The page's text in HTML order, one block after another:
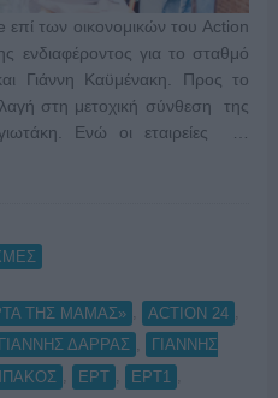
επί των οικονομικών του Action
ενδιαφέροντος για το σταθμό
Γιάννη Καϋμένακη. Προς το
στη μετοχική σύνθεση της
Ενώ οι εταιρείες …
ΤΗΣ ΜΑΜΑΣ» ACTION 24
ΓΙΑΝΝΗΣ ΔΑΡΡΑΣ
ΓΙΑΝΝΗΣ
ΕΡΤ ΕΡΤ1